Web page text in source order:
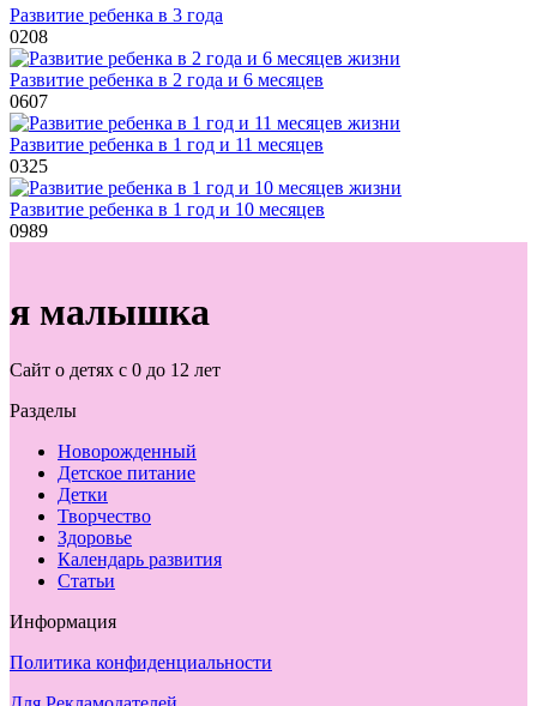
Развитие ребенка в 3 года
0208
Развитие ребенка в 2 года и 6 месяцев
0607
Развитие ребенка в 1 год и 11 месяцев
0325
Развитие ребенка в 1 год и 10 месяцев
0989
я малышка
Сайт о детях с 0 до 12 лет
Разделы
Новорожденный
Детское питание
Детки
Творчество
Здоровье
Календарь развития
Статьи
Информация
Политика конфиденциальности